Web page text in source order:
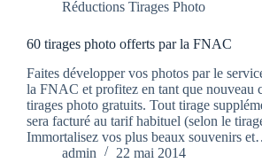
Réductions Tirages Photo
60 tirages photo offerts par la FNAC
Faites développer vos photos par le
la FNAC et profitez en tant que nouveau
tirages photo gratuits. Tout tirage
sera facturé au tarif habituel (selon le
Immortalisez vos plus beaux souvenirs
admin
22 mai 2014